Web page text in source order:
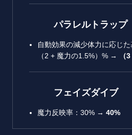
パラレルトラップ
自動効果の減少体力に応じた
（2 + 魔力の1.5%）% →
（3
フェイズダイブ
魔力反映率：30% → 40%